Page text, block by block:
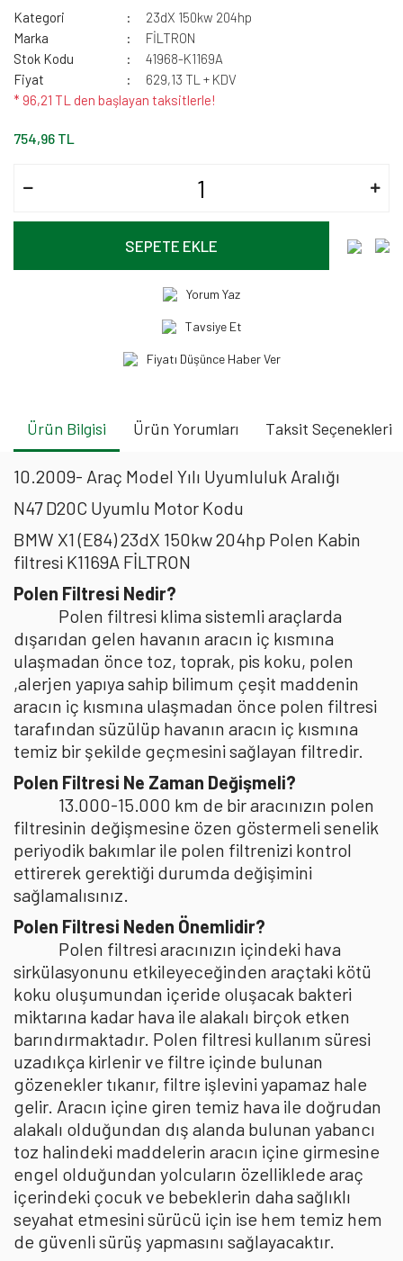
Kategori
23dX 150kw 204hp
Marka
FİLTRON
Stok Kodu
41968-K1169A
Fiyat
629,13 TL + KDV
* 96,21 TL den başlayan taksitlerle!
754,96 TL
SEPETE EKLE
Yorum Yaz
Tavsiye Et
Fiyatı Düşünce Haber Ver
Ürün Bilgisi Ürün Yorumları Taksit Seçenekleri
10.2009- Araç Model Yılı Uyumluluk Aralığı
N47 D20C Uyumlu Motor Kodu
BMW X1 (E84) 23dX 150kw 204hp Polen Kabin
filtresi K1169A FİLTRON
Polen Filtresi Nedir?
Polen filtresi klima sistemli araçlarda
dışarıdan gelen havanın aracın iç kısmına
ulaşmadan önce toz, toprak, pis koku, polen
,alerjen yapıya sahip bilimum çeşit maddenin
aracın iç kısmına ulaşmadan önce polen filtresi
tarafından süzülüp havanın aracın iç kısmına
temiz bir şekilde geçmesini sağlayan filtredir.
Polen Filtresi Ne Zaman Değişmeli?
13.000-15.000 km de bir aracınızın polen
filtresinin değişmesine özen göstermeli senelik
periyodik bakımlar ile polen filtrenizi kontrol
ettirerek gerektiği durumda değişimini
sağlamalısınız.
Polen Filtresi Neden Önemlidir?
Polen filtresi aracınızın içindeki hava
sirkülasyonunu etkileyeceğinden araçtaki kötü
koku oluşumundan içeride oluşacak bakteri
miktarına kadar hava ile alakalı birçok etken
barındırmaktadır. Polen filtresi kullanım süresi
uzadıkça kirlenir ve filtre içinde bulunan
gözenekler tıkanır, filtre işlevini yapamaz hale
gelir. Aracın içine giren temiz hava ile doğrudan
alakalı olduğundan dış alanda bulunan yabancı
toz halindeki maddelerin aracın içine girmesine
engel olduğundan yolcuların özelliklede araç
içerindeki çocuk ve bebeklerin daha sağlıklı
seyahat etmesini sürücü için ise hem temiz hem
de güvenli sürüş yapmasını sağlayacaktır.